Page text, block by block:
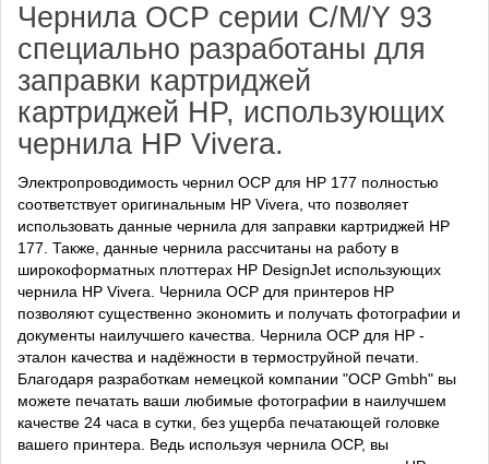
Чернила OCP серии C/M/Y 93
специально разработаны для
заправки картриджей
картриджей HP, использующих
чернила HP Vivera.
Электропроводимость чернил OCP для HP 177 полностью
соответствует оригинальным HP Vivera, что позволяет
использовать данные чернила для заправки картриджей HP
177. Также, данные чернила рассчитаны на работу в
широкоформатных плоттерах HP DesignJet использующих
чернила HP Vivera. Чернила OCP для принтеров HP
позволяют существенно экономить и получать фотографии и
документы наилучшего качества. Чернила OCP для HP -
эталон качества и надёжности в термоструйной печати.
Благодаря разработкам немецкой компании "OCP Gmbh" вы
можете печатать ваши любимые фотографии в наилучшем
качестве 24 часа в сутки, без ущерба печатающей головке
вашего принтера. Ведь используя чернила OCP, вы